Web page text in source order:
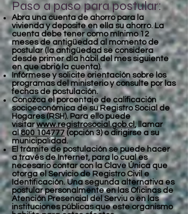
Paso a paso para postular:
Abra una cuenta de ahorro para la
vivienda y deposite en ella su ahorro. La
cuenta debe tener como mínimo 12
meses de antigüedad al momento de
postular (la antigüedad se considera
desde primer día hábil del mes siguiente
en que abrió la cuenta).
Infórmese y solicite orientación sobre los
programas del ministerio y consulte por las
fechas de postulación.
Conozca el porcentaje de calificación
socioeconómica de su Registro Social de
Hogares (RSH). Para ello puede
visitarwww.registrosocial.gob.cl ,llamar
al800 104777 (opción 3) o dirigirse a su
municipalidad.
El trámite de postulación se puede hacer
a través de Internet, para lo cual es
necesario contar con la Clave Única que
otorga el Servicio de Registro Civil e
Identificación. Una segunda alternativa es
postular personalmente en las Oficinas de
Atención Presencial del Serviu o en las
instituciones públicas que este organismo